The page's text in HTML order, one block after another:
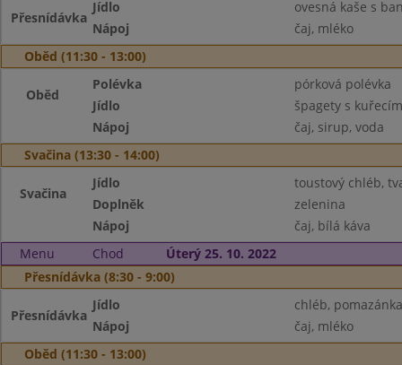
Přesnídávka
Jídlo
ovesná kaše s
Nápoj
čaj, mléko
Oběd (11:30 - 13:00)
Oběd
Polévka
pórková polévka
Jídlo
špagety s
Nápoj
čaj, sirup, voda
Svačina (13:30 - 14:00)
Svačina
Jídlo
toustový chléb,
Doplněk
zelenina
Nápoj
čaj, bílá káva
Menu
Chod
Úterý 25. 10. 2022
Přesnídávka (8:30 - 9:00)
Přesnídávka
Jídlo
chléb,
Nápoj
čaj, mléko
Oběd (11:30 - 13:00)